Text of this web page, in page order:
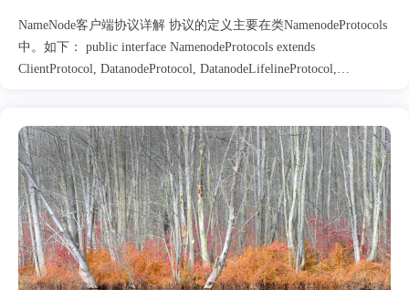
NameNode客户端协议详解 协议的定义主要在类NamenodeProtocols
中。如下： public interface NamenodeProtocols extends
ClientProtocol, DatanodeProtocol, DatanodeLifelineProtocol,
RefreshCallQueueProtocol, GenericRefreshProtocol,
GetUserMappingsProtocol, HAServiceProtocol { } 根据交互对象的不
同，将协议进行了不同的归类。要想了解协议内容，需要将其单独
分开分析。 NamenodeProtocol 详解 BlocksWithLocations
getBlocks(DatanodeInfo datanode, long size, long minBlockSiz....